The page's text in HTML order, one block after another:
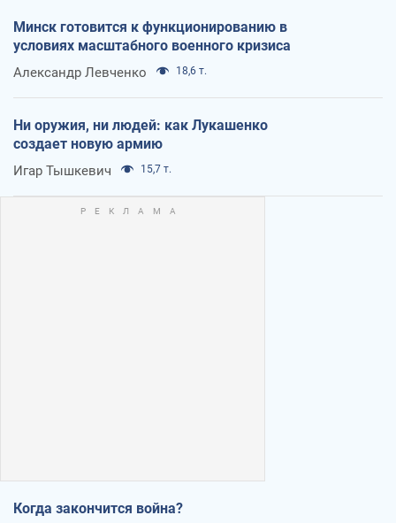
Минск готовится к функционированию в
условиях масштабного военного кризиса
Александр Левченко 18,6 т.
Ни оружия, ни людей: как Лукашенко
создает новую армию
Игар Тышкевич 15,7 т.
Когда закончится война?